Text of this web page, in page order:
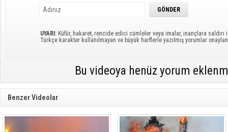
UYARI: Küfür, hakaret, rencide edici cümleler veya imalar, inançlara saldırı
Türkçe karakter kullanılmayan ve büyük harflerle yazılmış yorumlar
Bu videoya henüz yorum
Benzer Videolar